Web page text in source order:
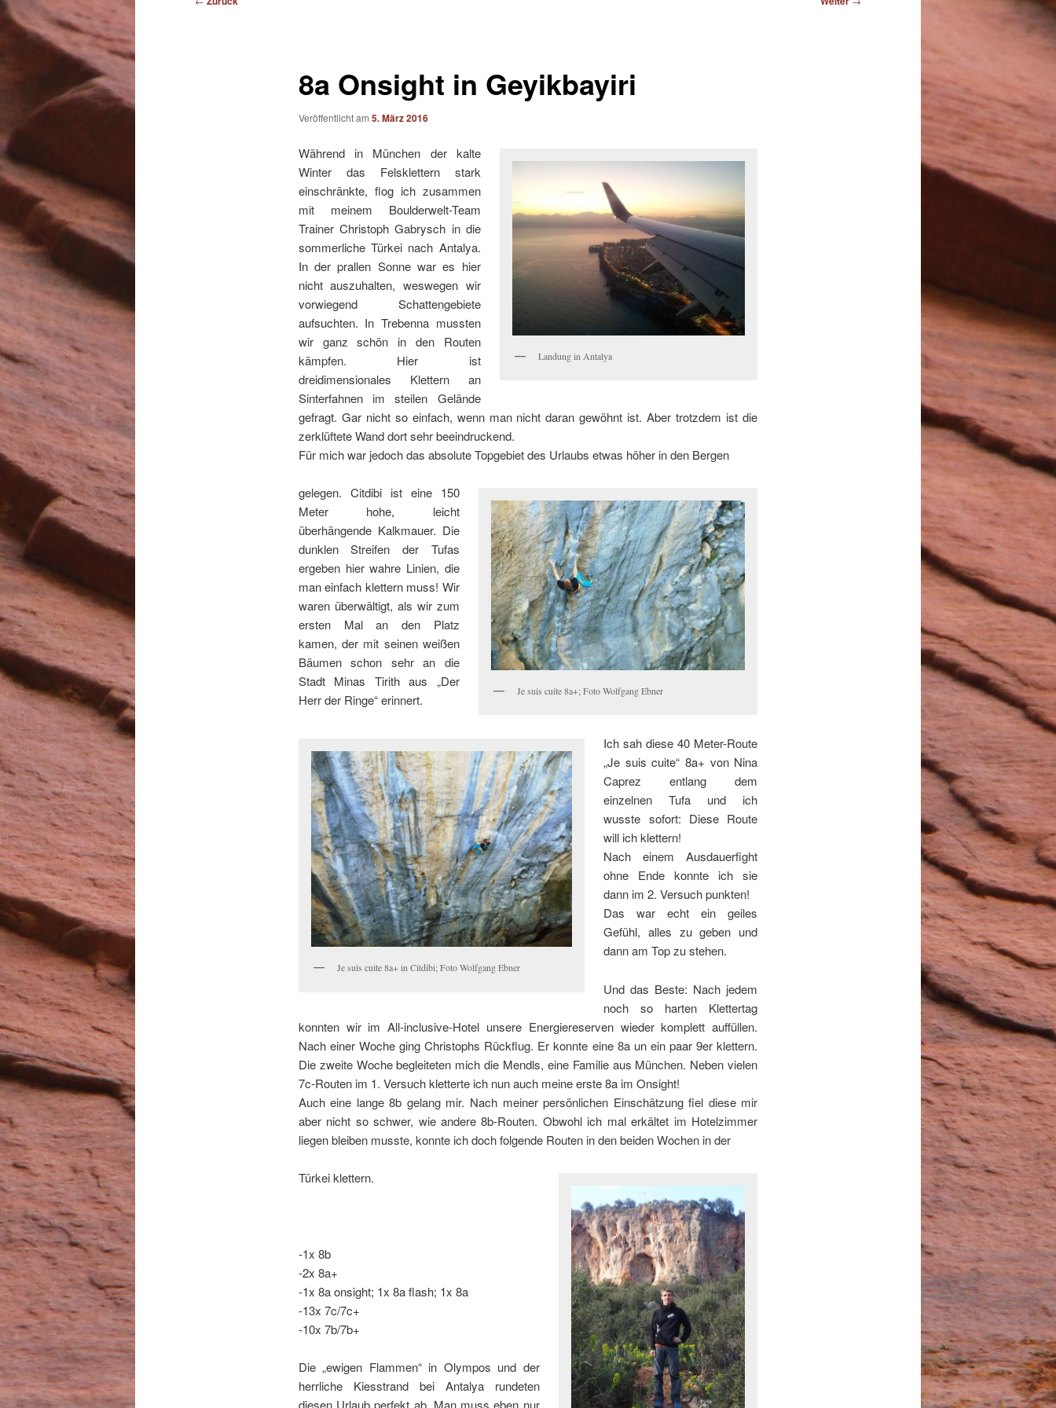
8a Onsight in Geyikbayiri
Veröffentlicht am 5. März 2016
Landung in Antalya
Während in München der kalte
Winter das Felsklettern stark
einschränkte, flog ich zusammen
mit meinem Boulderwelt-Team
Trainer Christoph Gabrysch in die
sommerliche Türkei nach Antalya.
In der prallen Sonne war es hier
nicht auszuhalten, weswegen wir
vorwiegend Schattengebiete
aufsuchten. In Trebenna mussten
wir ganz schön in den Routen
kämpfen. Hier ist
dreidimensionales Klettern an
Sinterfahnen im steilen Gelände
gefragt. Gar nicht so einfach, wenn man nicht daran gewöhnt ist. Aber trotzdem ist die
zerklüftete Wand dort sehr beeindruckend.
Für mich war jedoch das absolute Topgebiet des Urlaubs etwas höher in den Bergen
Je suis cuite 8a+; Foto Wolfgang Ebner
gelegen. Citdibi ist eine 150
Meter hohe, leicht
überhängende Kalkmauer. Die
dunklen Streifen der Tufas
ergeben hier wahre Linien, die
man einfach klettern muss! Wir
waren überwältigt, als wir zum
ersten Mal an den Platz
kamen, der mit seinen weißen
Bäumen schon sehr an die
Stadt Minas Tirith aus „Der
Herr der Ringe“ erinnert.
Je suis cuite 8a+ in Citdibi; Foto Wolfgang Ebner
Ich sah diese 40 Meter-Route
„Je suis cuite“ 8a+ von Nina
Caprez entlang dem
einzelnen Tufa und ich
wusste sofort: Diese Route
will ich klettern!
Nach einem Ausdauerfight
ohne Ende konnte ich sie
dann im 2. Versuch punkten!
Das war echt ein geiles
Gefühl, alles zu geben und
dann am Top zu stehen.
Und das Beste: Nach jedem
noch so harten Klettertag
konnten wir im All-inclusive-Hotel unsere Energiereserven wieder komplett auffüllen.
Nach einer Woche ging Christophs Rückflug. Er konnte eine 8a un ein paar 9er klettern.
Die zweite Woche begleiteten mich die Mendls, eine Familie aus München. Neben vielen
7c-Routen im 1. Versuch kletterte ich nun auch meine erste 8a im Onsight!
Auch eine lange 8b gelang mir. Nach meiner persönlichen Einschätzung fiel diese mir
aber nicht so schwer, wie andere 8b-Routen. Obwohl ich mal erkältet im Hotelzimmer
liegen bleiben musste, konnte ich doch folgende Routen in den beiden Wochen in der
Türkei klettern.
-1x 8b
-2x 8a+
-1x 8a onsight; 1x 8a flash; 1x 8a
-13x 7c/7c+
-10x 7b/7b+
Die „ewigen Flammen“ in Olympos und der
herrliche Kiesstrand bei Antalya rundeten
diesen Urlaub perfekt ab. Man muss eben nur